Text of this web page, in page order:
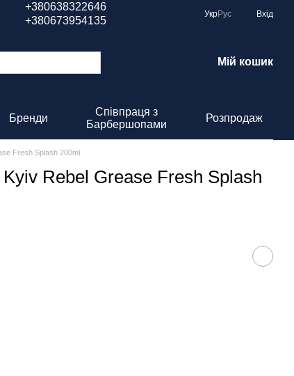
+380638322646
+380673954135
УкрРус Вхід
Мій кошик
Бренди
Співпраця з
Барбершопами
Розпродаж
Fresh Splash 200ml
Rebel Grease Fresh Splash